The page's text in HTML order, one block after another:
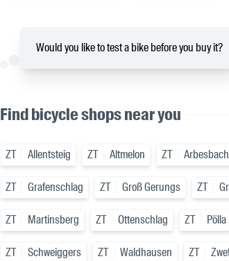
Would you like to test a bike before you buy it?
Find bicycle shops near you
ZT Allentsteig ZT Altmelon ZT Arbesbach
ZT Grafenschlag ZT Groß Gerungs ZT
ZT Martinsberg ZT Ottenschlag ZT Pölla
ZT Schweiggers ZT Waldhausen ZT